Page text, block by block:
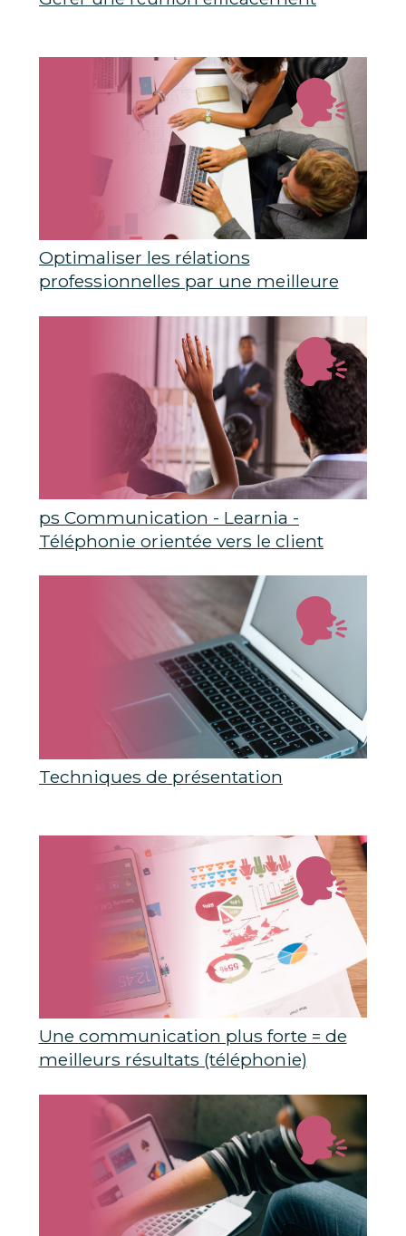
Optimaliser les rélations
professionnelles par une meilleure
ps Communication - Learnia -
Téléphonie orientée vers le client
Techniques de présentation
Une communication plus forte = de
meilleurs résultats (téléphonie)